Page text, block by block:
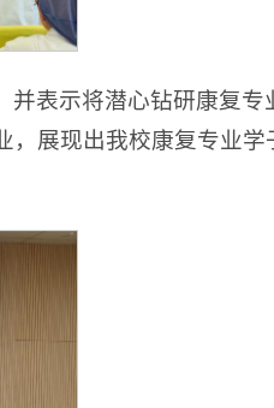
并表示将潜心钻研康复专
，展现出我校康复专业学